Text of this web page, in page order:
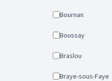
Bournan
Boussay
Braslou
Braye-sous-Faye